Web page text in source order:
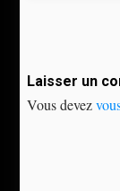
Laisser un
Vous devez